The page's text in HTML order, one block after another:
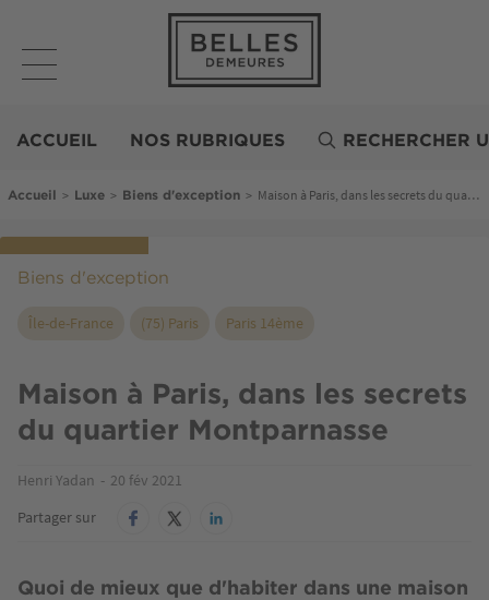
contenu
principal
Demeures
ACCUEIL NOS RUBRIQUES RECHERCHER
Fil d'Ariane
Accueil > Luxe > Biens d'exception > Maison à Paris, dans les secrets du quartier Montparnasse
Biens d'exception
Île-de-France (75) Paris Paris 14ème
Maison à Paris, dans les secrets
du quartier Montparnasse
Henri Yadan
20 fév 2021
Partager sur
Quoi de mieux que d'habiter dans une maison